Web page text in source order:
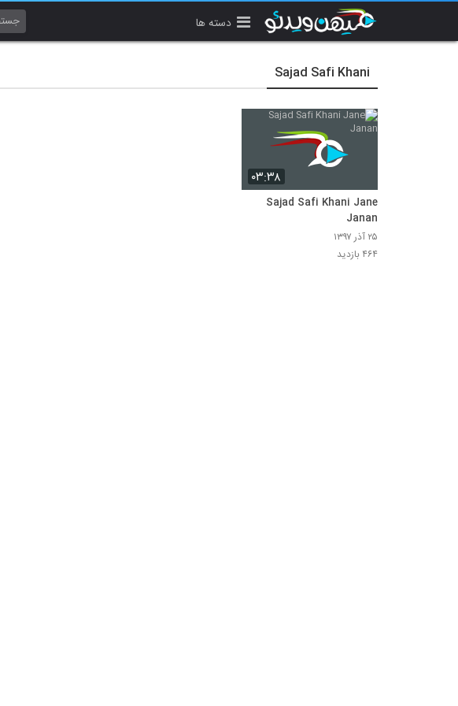
دسته ها
Sajad Safi Khani
۰۳:۳۸
Sajad Safi Khani Jane
Janan
۲۵ آذر ۱۳۹۷
۴۶۴ بازدید